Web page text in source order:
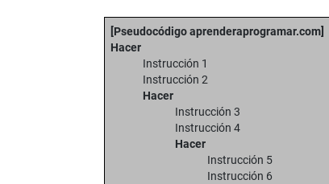
[Pseudocódigo aprenderaprogramar.com]
Hacer
Instrucción 1
Instrucción 2
Hacer
Instrucción 3
Instrucción 4
Hacer
Instrucción 5
Instrucción 6